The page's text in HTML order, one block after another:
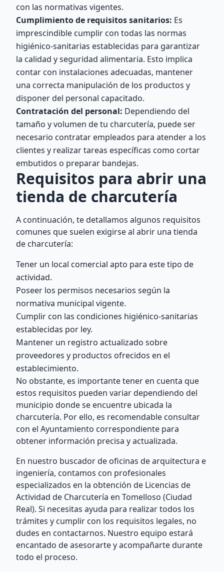
con las normativas vigentes.
Cumplimiento de requisitos sanitarios: Es
imprescindible cumplir con todas las normas
higiénico-sanitarias establecidas para garantizar
la calidad y seguridad alimentaria. Esto implica
contar con instalaciones adecuadas, mantener
una correcta manipulación de los productos y
disponer del personal capacitado.
Contratación del personal: Dependiendo del
tamaño y volumen de tu charcutería, puede ser
necesario contratar empleados para atender a los
clientes y realizar tareas específicas como cortar
embutidos o preparar bandejas.
Requisitos para abrir una
tienda de charcutería
A continuación, te detallamos algunos requisitos
comunes que suelen exigirse al abrir una tienda
de charcutería:
Tener un local comercial apto para este tipo de
actividad.
Poseer los permisos necesarios según la
normativa municipal vigente.
Cumplir con las condiciones higiénico-sanitarias
establecidas por ley.
Mantener un registro actualizado sobre
proveedores y productos ofrecidos en el
establecimiento.
No obstante, es importante tener en cuenta que
estos requisitos pueden variar dependiendo del
municipio donde se encuentre ubicada la
charcutería. Por ello, es recomendable consultar
con el Ayuntamiento correspondiente para
obtener información precisa y actualizada.
En nuestro buscador de oficinas de arquitectura e
ingeniería, contamos con profesionales
especializados en la obtención de Licencias de
Actividad de Charcutería en Tomelloso (Ciudad
Real). Si necesitas ayuda para realizar todos los
trámites y cumplir con los requisitos legales, no
dudes en contactarnos. Nuestro equipo estará
encantado de asesorarte y acompañarte durante
todo el proceso.